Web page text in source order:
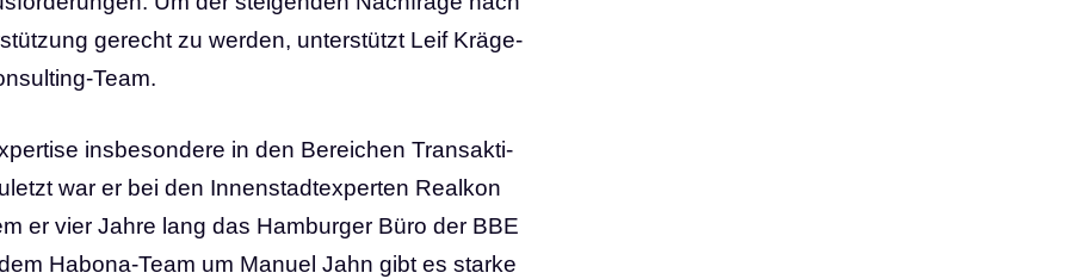
gerecht zu wer­den, unterstützt Leif Krä­ge­
Team.
ins­be­son­de­re in den Berei­chen Trans­ak­ti­
war er bei den Innen­stadt­ex­per­ten Real­kon
er vier Jah­re lang das Ham­bur­ger Büro der BBE
Hab­o­na-Team um Manu­el Jahn gibt es star­ke